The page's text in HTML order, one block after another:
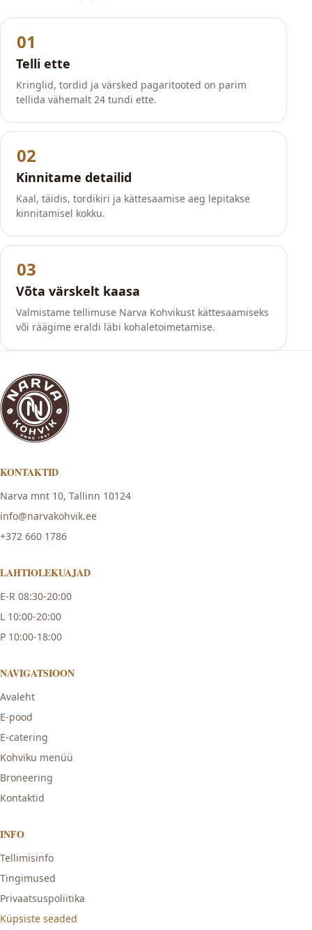
01
Telli ette
Kringlid, tordid ja värsked pagaritooted on parim
tellida vähemalt 24 tundi ette.
02
Kinnitame detailid
Kaal, täidis, tordikiri ja kättesaamise aeg lepitakse
kinnitamisel kokku.
03
Võta värskelt kaasa
Valmistame tellimuse Narva Kohvikust kättesaamiseks
või räägime eraldi läbi kohaletoimetamise.
KONTAKTID
Narva mnt 10, Tallinn 10124
info@narvakohvik.ee
+372 660 1786
LAHTIOLEKUAJAD
E-R 08:30-20:00
L 10:00-20:00
P 10:00-18:00
NAVIGATSIOON
Avaleht
E-pood
E-catering
Kohviku menüü
Broneering
Kontaktid
INFO
Tellimisinfo
Tingimused
Privaatsuspoliitika
Küpsiste seaded